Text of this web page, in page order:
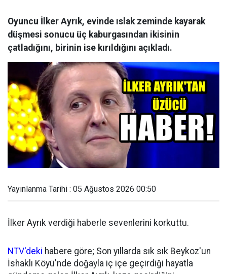
Oyuncu İlker Ayrık, evinde ıslak zeminde kayarak
düşmesi sonucu üç kaburgasından ikisinin
çatladığını, birinin ise kırıldığını açıkladı.
Yayınlanma Tarihi : 05 Ağustos 2026 00:50
İlker Ayrık verdiği haberle sevenlerini korkuttu.
NTV'deki habere göre; Son yıllarda sık sık Beykoz'un
İshaklı Köyü'nde doğayla iç içe geçirdiği hayatla